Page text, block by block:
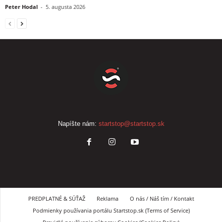
Peter Hodal - 5. augusta 2026
Napíšte nám: startstop@startstop.sk
PREDPLATNÉ & SÚŤAŽ Reklama
O nás / Náš tím / Kontakt
Podmienky používania portálu Startstop.sk (Terms of Service)